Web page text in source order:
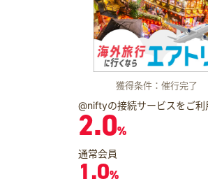
獲得条件：催行完了
@niftyの接続サービスをご利
2.0%
通常会員
1.0%